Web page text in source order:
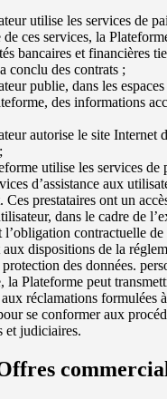
utilise les services de
ces services, la
bancaires et financières
conclu des contrats ;
publie, dans les
des informations
autorise le site Internet
utilise les services de
d’assistance aux
Ces prestataires ont un
dans le cadre de
l’obligation contractuelle
dispositions de la
des données.
la Plateforme peut
réclamations formulées
se conformer aux
et judiciaires.